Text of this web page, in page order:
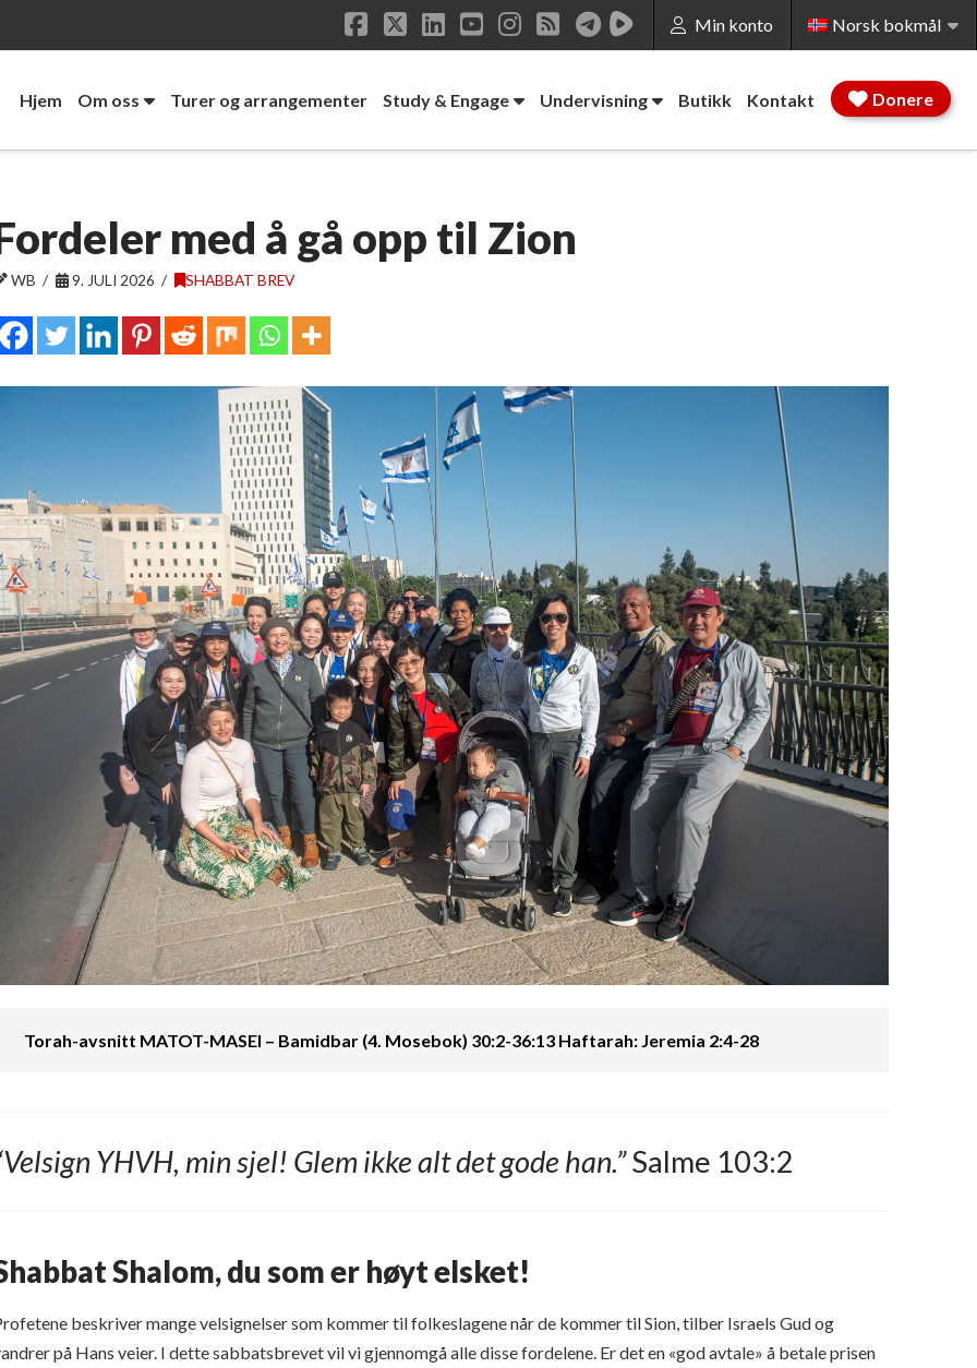
Min konto Norsk bokmål
Facebook
X LinkedIn
YouTube
Instagram
RSS
Hjem Om oss Turer og arrangementer Study & Engage Undervisning Butikk Kontakt Donere
med å gå opp til Zion
WB 9. JULI 2026 SHABBAT BREV
Torah-avsnitt MATOT-MASEI – Bamidbar (4. Mosebok) 30:2-36:13 Haftarah: Jeremia 2:4-28
YHVH, min sjel! Glem ikke alt det gode han.”Salme 103:2
Shalom, du som er høyt elsket!
beskriver mange velsignelser som kommer til folkeslagene når de kommer til Sion, tilber Israels Gud og
på Hans veier. I dette sabbatsbrevet vil vi gjennomgå alle disse fordelene. Er det en «god avtale» å betale prisen